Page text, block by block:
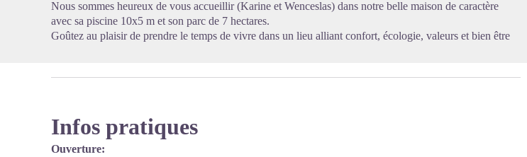
Nous sommes heureux de vous accueillir (Karine et Wenceslas) dans notre belle maison de caractère
avec sa piscine 10x5 m et son parc de 7 hectares.
Goûtez au plaisir de prendre le temps de vivre dans un lieu alliant confort, écologie, valeurs et bien être
Infos pratiques
Ouverture: